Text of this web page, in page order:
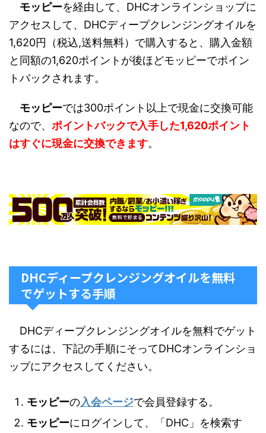
モッピーを経由して、DHCオンラインショップに
アクセスして、DHCディープクレンジングオイルを
1,620円（税込,送料無料）で購入すると、購入金額
と同額の1,620ポイントが後ほどモッピーでポイン
トバックされます。
モッピーでは300ポイント以上で現金に交換可能
なので、 ポイントバックで入手した1,620ポイント
はすぐに現金に交換できます。
DHCディープクレンジングオイルを無料
でゲットする手順
DHCディープクレンジングオイルを無料でゲット
するには、下記の手順にそってDHCオンラインショ
ップにアクセスしてください。
モッピーの入会ページで会員登録する。
モッピーにログインして、「DHC」を検索す